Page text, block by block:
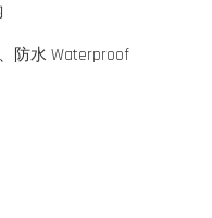
防水 Waterproof